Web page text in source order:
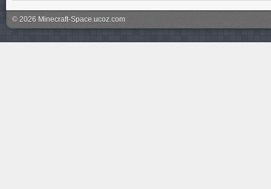
© 2026 Minecraft-Space.ucoz.com